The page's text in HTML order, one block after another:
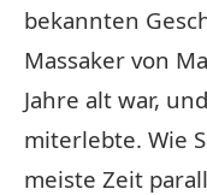
bekannten
Massaker von
Jahre alt war,
miterlebte. Wie
meiste Zeit